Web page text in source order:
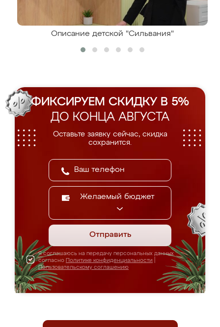
Описание детской "Сильвания"
ФИКСИРУЕМ СКИДКУ В 5%
ДО КОНЦА АВГУСТА
Оставьте заявку сейчас, скидка
сохранится.
Желаемый бюджет
Отправить
Я соглашаюсь на передачу персональных данных
согласно Политике конфиденциальности
Пользовательскому соглашению